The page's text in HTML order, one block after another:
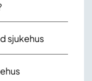
sjukehus